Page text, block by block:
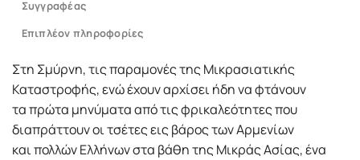
Συγγραφέας
Επιπλέον πληροφορίες
Στη Σμύρνη, τις παραμονές της Μικρασιατικής
Καταστροφής, ενώ έχουν αρχίσει ήδη να φτάνουν
τα πρώτα μηνύματα από τις φρικαλεότητες που
διαπράττουν οι τσέτες εις βάρος των Αρμενίων
και πολλών Ελλήνων στα βάθη της Μικράς Ασίας, ένα